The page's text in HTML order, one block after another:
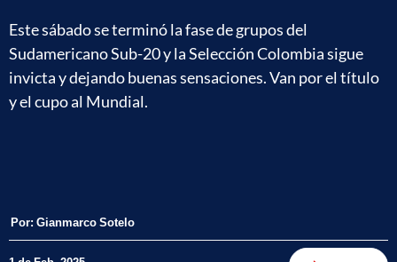
Este sábado se terminó la fase de grupos del
Sudamericano Sub-20 y la Selección Colombia sigue
invicta y dejando buenas sensaciones. Van por el título
y el cupo al Mundial.
Por: Gianmarco Sotelo